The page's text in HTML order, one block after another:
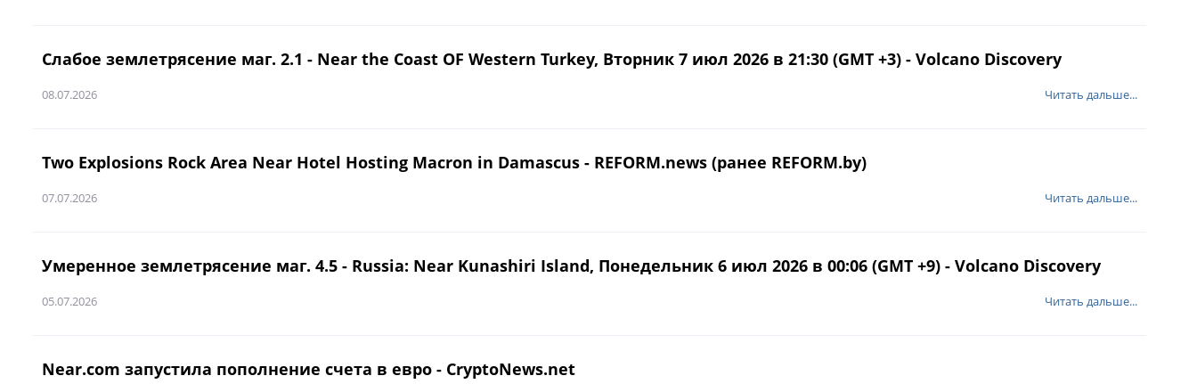
Слабое землетрясение маг. 2.1 - Near the Coast OF Western Turkey, Вторник 7 июл 2026 в 21:30 (GMT +3) - Volcano Discovery
08.07.2026 Читать дальше...
Two Explosions Rock Area Near Hotel Hosting Macron in Damascus - REFORM.news (ранее REFORM.by)
07.07.2026 Читать дальше...
Умеренное землетрясение маг. 4.5 - Russia: Near Kunashiri Island, Понедельник 6 июл 2026 в 00:06 (GMT +9) - Volcano Discovery
05.07.2026 Читать дальше...
Near.com запустила пополнение счета в евро - CryptoNews.net